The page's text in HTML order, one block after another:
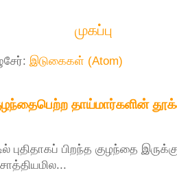
முகப்பு
இடுகைகள் (Atom)
தாய்மார்களின்
புதிதாகப் பிறந்த குழந்தை